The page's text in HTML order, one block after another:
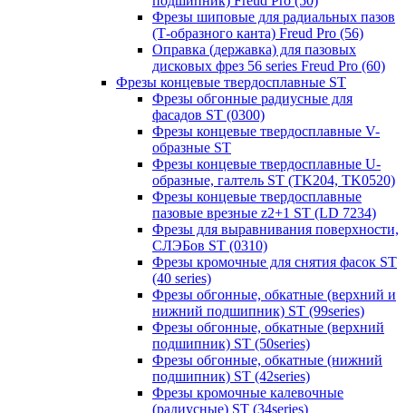
Фрезы шиповые для радиальных пазов
(Т-образного канта) Freud Pro (56)
Оправка (державка) для пазовых
дисковых фрез 56 series Freud Pro (60)
Фрезы концевые твердосплавные ST
Фрезы обгонные радиусные для
фасадов ST (0300)
Фрезы концевые твердосплавные V-
образные ST
Фрезы концевые твердосплавные U-
образные, галтель ST (TK204, TK0520)
Фрезы концевые твердосплавные
пазовые врезные z2+1 ST (LD 7234)
Фрезы для выравнивания поверхности,
СЛЭБов ST (0310)
Фрезы кромочные для снятия фасок ST
(40 series)
Фрезы обгонные, обкатные (верхний и
нижний подшипник) ST (99series)
Фрезы обгонные, обкатные (верхний
подшипник) ST (50series)
Фрезы обгонные, обкатные (нижний
подшипник) ST (42series)
Фрезы кромочные калевочные
(радиусные) ST (34series)